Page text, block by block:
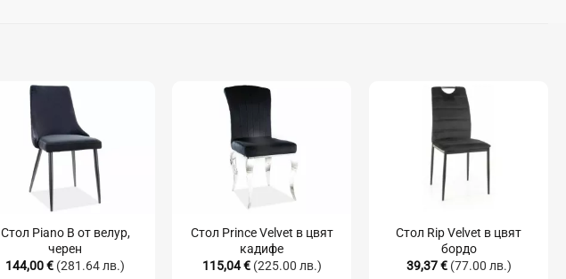
Стол Piano B от велур,
черен
144,00€ (281.64 лв.)
Стол Prince Velvet в цвят
кадифе
115,04€ (225.00 лв.)
Стол Rip Velvet в цвят
бордо
39,37€ (77.00 лв.)